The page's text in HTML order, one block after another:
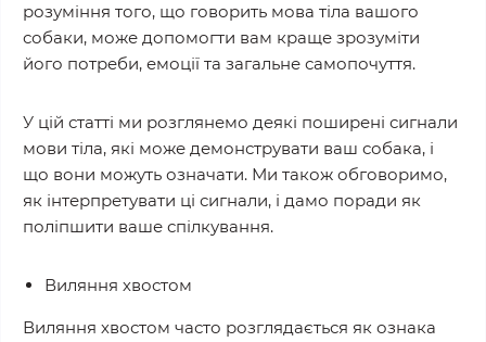
розуміння того, що говорить мова тіла вашого
собаки, може допомогти вам краще зрозуміти
його потреби, емоції та загальне самопочуття.
У цій статті ми розглянемо деякі поширені сигнали
мови тіла, які може демонструвати ваш собака, і
що вони можуть означати. Ми також обговоримо,
як інтерпретувати ці сигнали, і дамо поради як
поліпшити ваше спілкування.
Виляння хвостом
Виляння хвостом часто розглядається як ознака